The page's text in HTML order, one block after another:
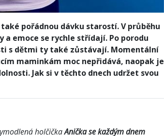
pořádnou dávku starostí. V průběhu
emoce se rychle střídají. Po porodu
s dětmi ty také zůstávají. Momentální
maminkám moc nepřidává, naopak je
Jak si v těchto dnech udržet svou
holčičkaAnička se každým dnem